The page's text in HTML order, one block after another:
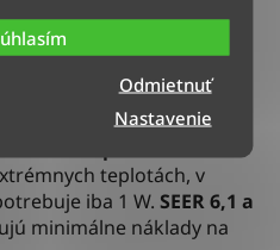
Nastavenie
Odmietnuť
chladenie pre
– klimatizácia MW
dosahuje energetickú
teplotách, v
iba 1 W. SEER 6,1 a
minimálne náklady na